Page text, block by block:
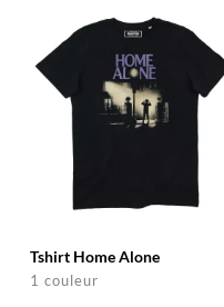
Tshirt Home Alone
1 couleur